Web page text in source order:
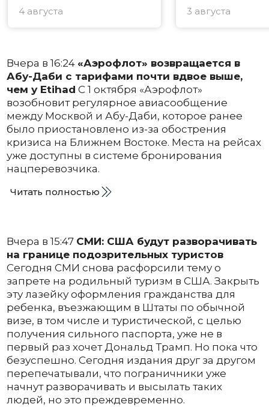
4 августа 3 августа
Вчера в 16:24 «Аэрофлот» возвращается в
Абу-Даби с тарифами почти вдвое выше,
чем у Etihad С 1 октября «Аэрофлот»
возобновит регулярное авиасообщение
между Москвой и Абу-Даби, которое ранее
было приостановлено из-за обострения
кризиса на Ближнем Востоке. Места на рейсах
уже доступны в системе бронирования
нацперевозчика.
Читать полностью
Вчера в 15:47 СМИ: США будут разворачивать
на границе подозрительных туристов
Сегодня СМИ снова расфорсили тему о
запрете на родильный туризм в США. Закрыть
эту лазейку оформления гражданства для
ребенка, въезжающим в Штаты по обычной
визе, в том числе и туристической, с целью
получения сильного паспорта, уже не в
первый раз хочет Дональд Трамп. Но пока что
безуспешно. Сегодня издания друг за другом
перепечатывали, что пограничники уже
начнут разворачивать и высылать таких
людей, но это преждевременно.